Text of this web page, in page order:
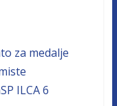
za medalje
ILCA 6